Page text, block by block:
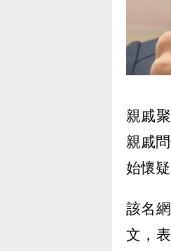
親戚
親戚
始懷
該名
文，